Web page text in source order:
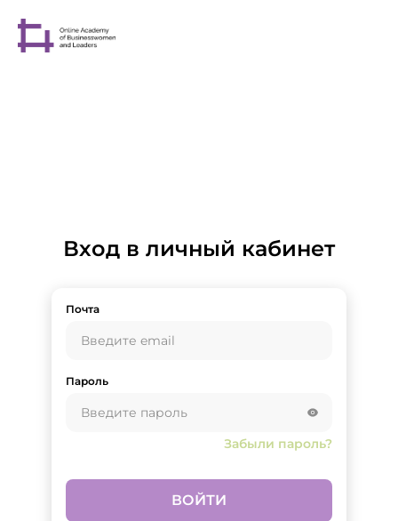
Вход в личный кабинет
Почта
Пароль
Забыли пароль?
ВОЙТИ